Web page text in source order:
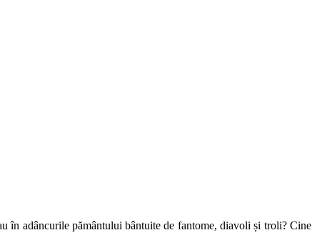
în adâncurile pământului bântuite de fantome, diavoli și troli? Cine